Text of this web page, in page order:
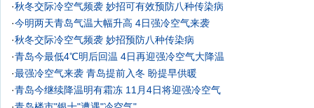
·秋冬交际冷空气频袭 妙招可有效预防八种传染病
·今明两天青岛气温大幅升高 4日强冷空气来袭
·秋冬交际冷空气频袭 妙招预防八种传染病
·青岛今最低4℃明后回温 4日再迎强冷空气大降温
·最强冷空气来袭 青岛提前入冬 盼提早供暖
·青岛今继续降温明有霜冻 11月4日将迎强冷空气